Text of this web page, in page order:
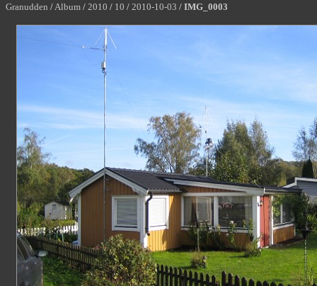
Granudden /Album / 2010 / 10 / 2010-10-03 / IMG_0003